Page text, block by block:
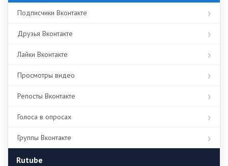
Подписчики Вконтакте
Друзья Вконтакте
Лайки Вконтакте
Просмотры видео
Репосты Вконтакте
Голоса в опросах
Группы Вконтакте
Rutube